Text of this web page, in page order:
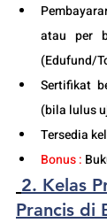
atau per
(Edufund/
Sertifikat
(bila lulus
Tersedia
Bonus :
2. Kelas
Prancis di